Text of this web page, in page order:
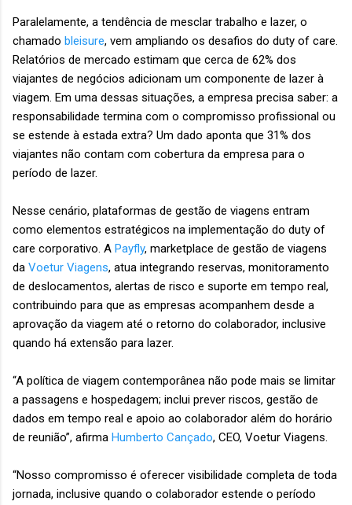
Paralelamente, a tendência de mesclar trabalho e lazer, o
chamado bleisure, vem ampliando os desafios do duty of care.
Relatórios de mercado estimam que cerca de 62% dos
viajantes de negócios adicionam um componente de lazer à
viagem. Em uma dessas situações, a empresa precisa saber: a
responsabilidade termina com o compromisso profissional ou
se estende à estada extra? Um dado aponta que 31% dos
viajantes não contam com cobertura da empresa para o
período de lazer.
Nesse cenário, plataformas de gestão de viagens entram
como elementos estratégicos na implementação do duty of
care corporativo. A Payfly, marketplace de gestão de viagens
da Voetur Viagens, atua integrando reservas, monitoramento
de deslocamentos, alertas de risco e suporte em tempo real,
contribuindo para que as empresas acompanhem desde a
aprovação da viagem até o retorno do colaborador, inclusive
quando há extensão para lazer.
“A política de viagem contemporânea não pode mais se limitar
a passagens e hospedagem; inclui prever riscos, gestão de
dados em tempo real e apoio ao colaborador além do horário
de reunião”, afirma Humberto Cançado, CEO, Voetur Viagens.
“Nosso compromisso é oferecer visibilidade completa de toda
jornada, inclusive quando o colaborador estende o período